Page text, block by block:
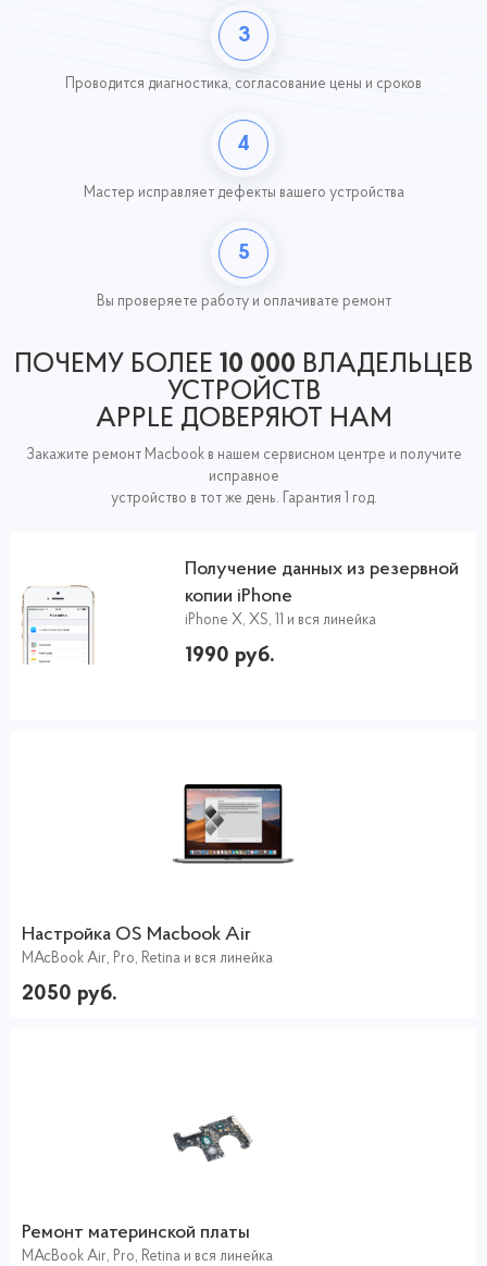
3
Проводится диагностика, согласование цены и сроков
4
Мастер исправляет дефекты вашего устройства
5
Вы проверяете работу и оплачивате ремонт
ПОЧЕМУ БОЛЕЕ 10 000 ВЛАДЕЛЬЦЕВ
УСТРОЙСТВ
APPLE ДОВЕРЯЮТ НАМ
Закажите ремонт Macbook в нашем сервисном центре и получите
исправное
устройство в тот же день. Гарантия 1 год.
Получение данных из резервной
копии iPhone
iPhone X, XS, 11 и вся линейка
1990 руб.
Настройка ОS Macbook Air
MAcBook Air, Pro, Retina и вся линейка
2050 руб.
Ремонт материнской платы
MAcBook Air, Pro, Retina и вся линейка